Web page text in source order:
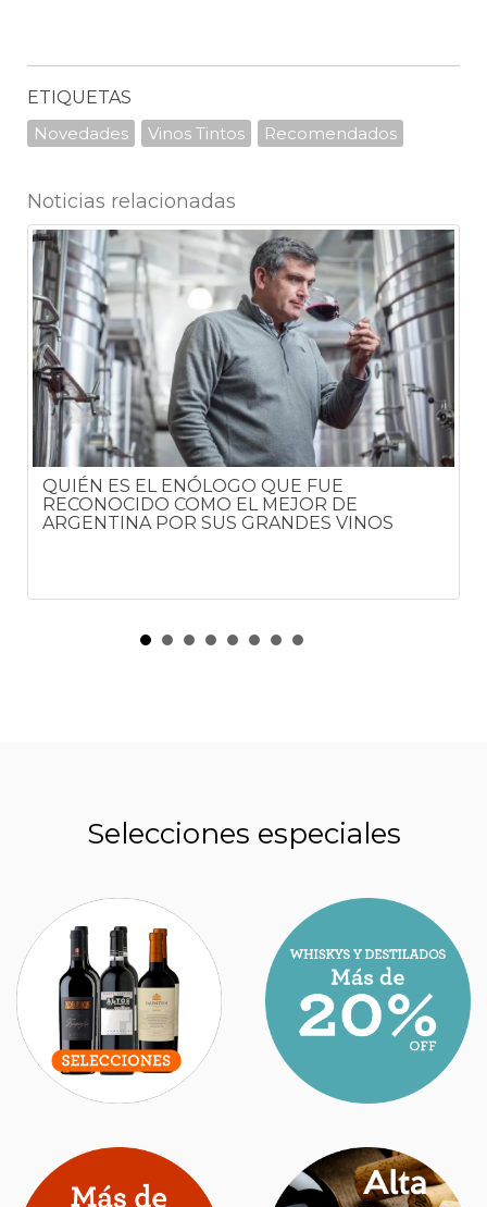
ETIQUETAS
Novedades
Vinos Tintos Recomendados
Noticias relacionadas
QUIÉN ES EL ENÓLOGO QUE FUE
RECONOCIDO COMO EL MEJOR DE
ARGENTINA POR SUS GRANDES VINOS
COMO EL MEJOR VINO ARGENTINO EN UN
CONCURSO INTERNACIONAL
Selecciones especiales